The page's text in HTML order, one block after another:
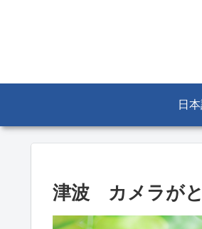
日
津波 カメラが